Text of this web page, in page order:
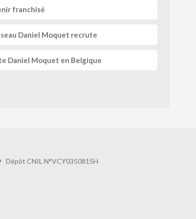
franchisé
Daniel Moquet recrute
Daniel Moquet en Belgique
Dépôt CNIL N°VCY0350815H
pour contrôler la manière dont vos informations sont manipulées.